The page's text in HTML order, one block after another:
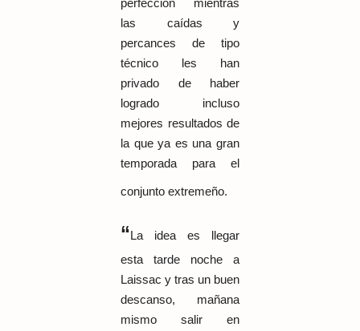
las caídas y
percances de tipo
técnico les han
privado de haber
logrado incluso
mejores resultados de
la que ya es una gran
temporada para el
conjunto extremeño.
“La idea es llegar
esta tarde noche a
Laissac y tras un buen
descanso, mañana
mismo salir en